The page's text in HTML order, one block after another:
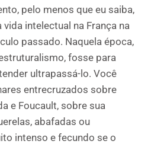
pelo menos que eu saiba,
intelectual na França na
passado. Naquela época,
fosse para
ultrapassá-lo. Você
entrecruzados sobre
e Foucault, sobre sua
abafadas ou
intenso e fecundo se o